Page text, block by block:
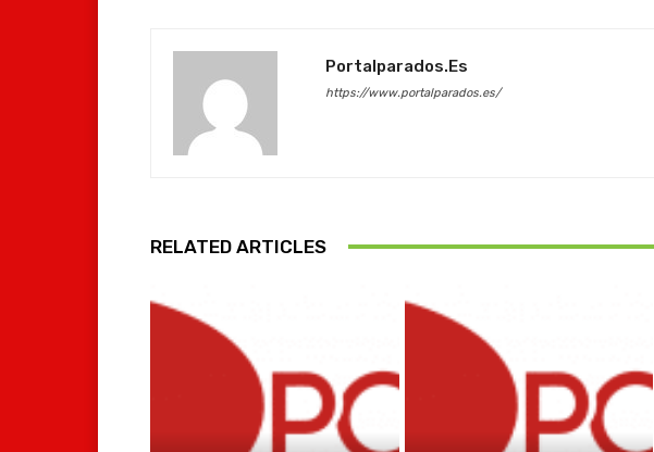
Portalparados.es
https://www.portalparados.es/
RELATED ARTICLES